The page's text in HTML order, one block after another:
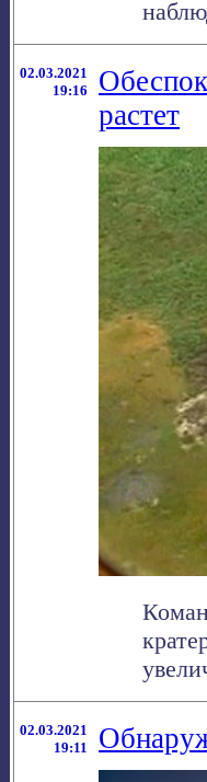
02.03.2021
19:16
растет
02.03.2021
19:11